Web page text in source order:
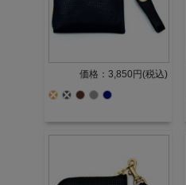
価格：3,850円(税込)